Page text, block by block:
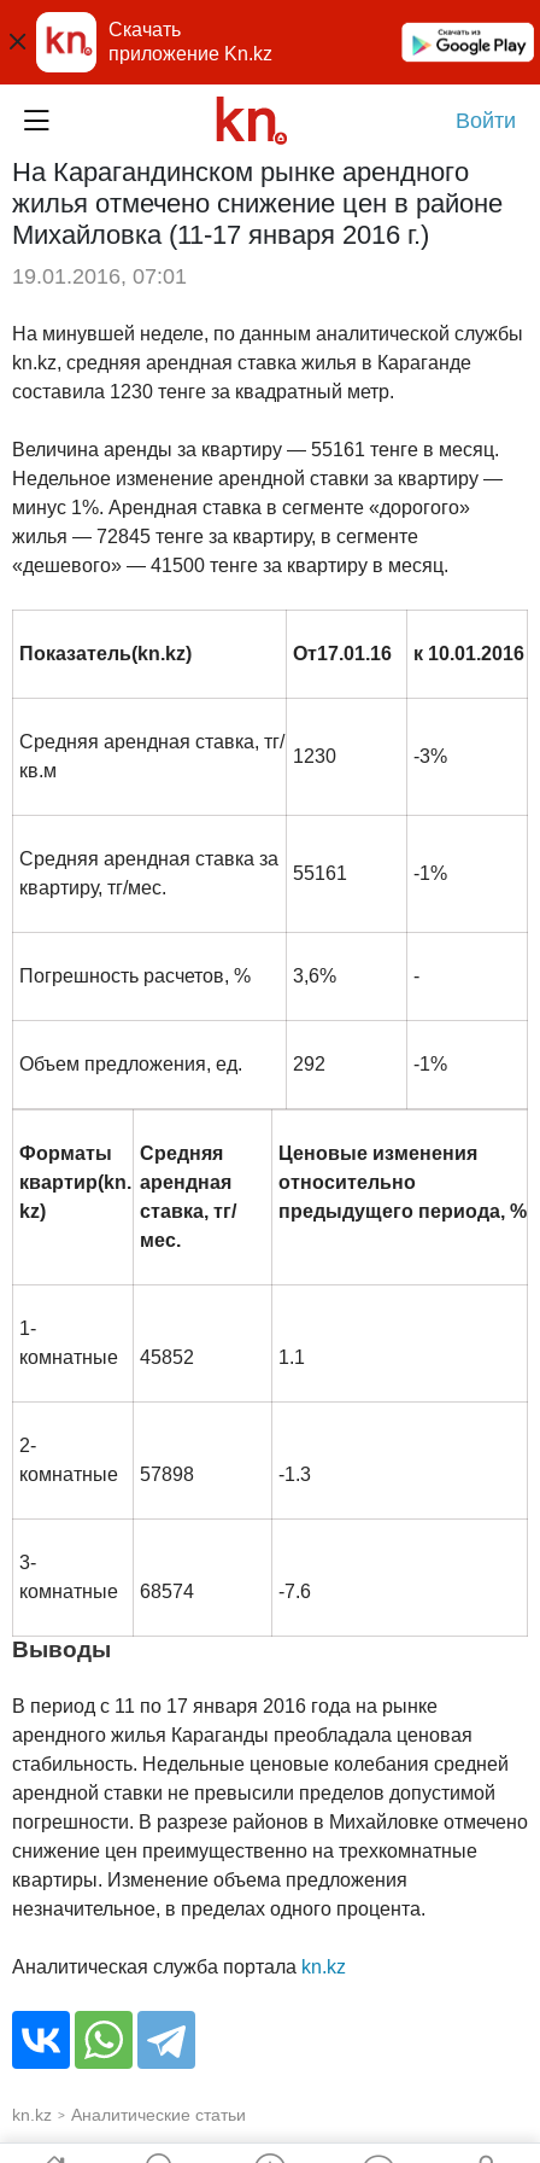
Скачать
приложение Kn.kz
Войти
На Карагандинском рынке арендного
жилья отмечено снижение цен в районе
Михайловка (11-17 января 2016 г.)
19.01.2016, 07:01
На минувшей неделе, по данным аналитической службы
kn.kz, средняя арендная ставка жилья в Караганде
составила 1230 тенге за квадратный метр.
Величина аренды за квартиру — 55161 тенге в месяц.
Недельное изменение арендной ставки за квартиру —
минус 1%. Арендная ставка в сегменте «дорогого»
жилья — 72845 тенге за квартиру, в сегменте
«дешевого» — 41500 тенге за квартиру в месяц.
Показатель(kn.kz) От17.01.16 к 10.01.2016
Средняя арендная ставка, тг/
кв.м
1230 -3%
Средняя арендная ставка за
квартиру, тг/мес.
55161 -1%
Погрешность расчетов, % 3,6% -
Объем предложения, ед. 292 -1%
Форматы
квартир(kn.
kz)
Средняя
арендная
ставка, тг/
мес.
Ценовые изменения
относительно
предыдущего периода, %
1-
комнатные
45852 1.1
2-
комнатные
57898 -1.3
3-
комнатные
68574 -7.6
Выводы
В период с 11 по 17 января 2016 года на рынке
арендного жилья Караганды преобладала ценовая
стабильность. Недельные ценовые колебания средней
арендной ставки не превысили пределов допустимой
погрешности. В разрезе районов в Михайловке отмечено
снижение цен преимущественно на трехкомнатные
квартиры. Изменение объема предложения
незначительное, в пределах одного процента.
Аналитическая служба портала kn.kz
kn.kz > Аналитические статьи